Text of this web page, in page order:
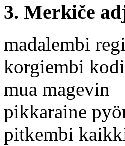
3. Merkiče
madalembi
korgiembi
mua magevin
pikkaraine
pitkembi